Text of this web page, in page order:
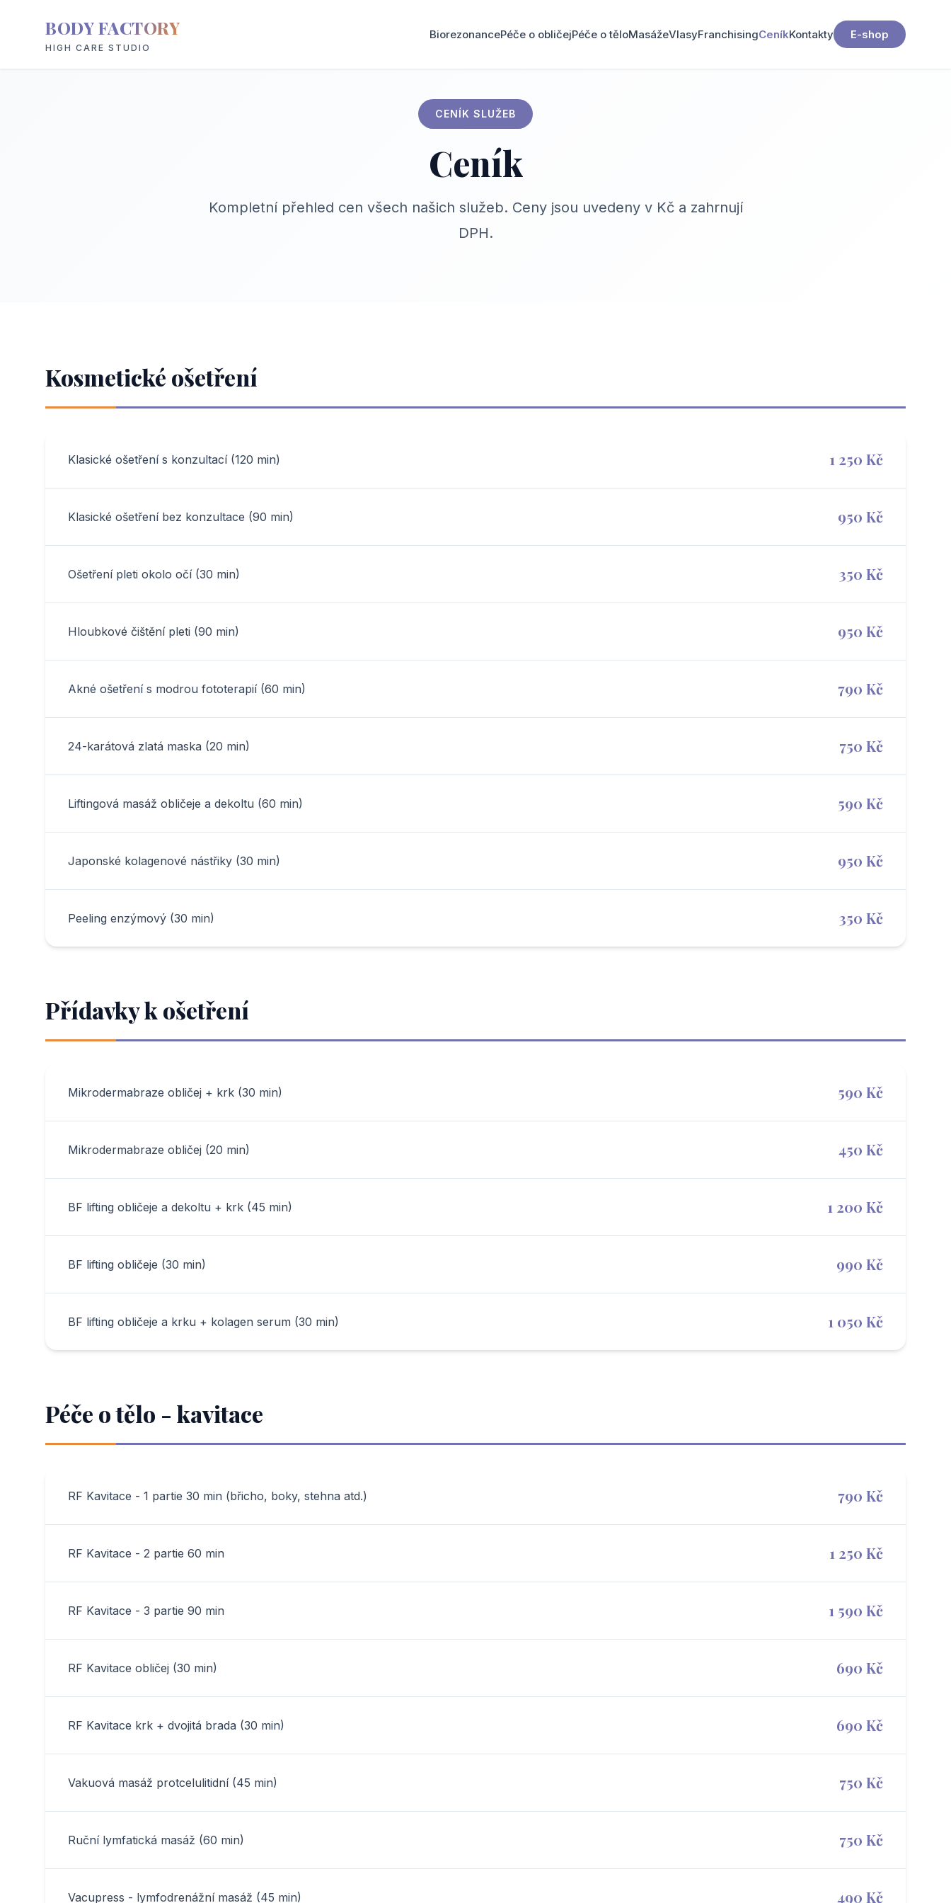
BODY FACTORY
HIGH CARE STUDIO
BiorezonancePéče o obličejPéče o těloMasážeVlasyFranchisingCeníkKontakty E-shop
CENÍK SLUŽEB
Ceník
Kompletní přehled cen všech našich služeb. Ceny jsou uvedeny v Kč a zahrnují
DPH.
Kosmetické ošetření
Klasické ošetření s konzultací (120 min) 1 250 Kč
Klasické ošetření bez konzultace (90 min) 950 Kč
Ošetření pleti okolo očí (30 min) 350 Kč
Hloubkové čištění pleti (90 min) 950 Kč
Akné ošetření s modrou fototerapií (60 min) 790 Kč
24-karátová zlatá maska (20 min) 750 Kč
Liftingová masáž obličeje a dekoltu (60 min) 590 Kč
Japonské kolagenové nástřiky (30 min) 950 Kč
Peeling enzýmový (30 min) 350 Kč
Přídavky k ošetření
Mikrodermabraze obličej + krk (30 min) 590 Kč
Mikrodermabraze obličej (20 min) 450 Kč
BF lifting obličeje a dekoltu + krk (45 min) 1 200 Kč
BF lifting obličeje (30 min) 990 Kč
BF lifting obličeje a krku + kolagen serum (30 min) 1 050 Kč
Péče o tělo - kavitace
RF Kavitace - 1 partie 30 min (břicho, boky, stehna atd.) 790 Kč
RF Kavitace - 2 partie 60 min 1 250 Kč
RF Kavitace - 3 partie 90 min 1 590 Kč
RF Kavitace obličej (30 min) 690 Kč
RF Kavitace krk + dvojitá brada (30 min) 690 Kč
Vakuová masáž protcelulitidní (45 min) 750 Kč
Ruční lymfatická masáž (60 min) 750 Kč
Vacupress - lymfodrenážní masáž (45 min) 490 Kč